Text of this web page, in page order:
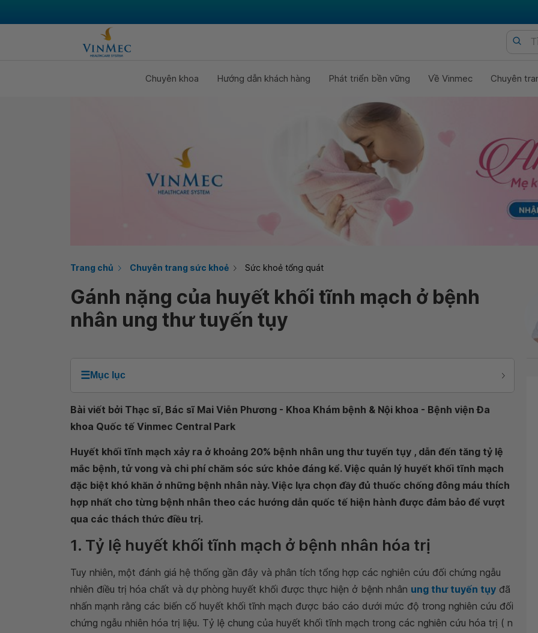
Chuyên khoa Hướng dẫn khách hàng Phát triển bền vững Về Vinmec Chuyên
Trang chủ Chuyên trang sức khoẻ Sức khoẻ tổng quát
Gánh nặng của huyết khối tĩnh mạch ở bệnh
nhân ung thư tuyến tụy
☰Mục lục
Bài viết bởi Thạc sĩ, Bác sĩ Mai Viễn Phương - Khoa Khám bệnh & Nội khoa - Bệnh viện Đa
khoa Quốc tế Vinmec Central Park
Huyết khối tĩnh mạch xảy ra ở khoảng 20% ​​bệnh nhân ung thư tuyến tụy , dẫn đến tăng tỷ lệ
mắc bệnh, tử vong và chi phí chăm sóc sức khỏe đáng kể. Việc quản lý huyết khối tĩnh mạch
đặc biệt khó khăn ở những bệnh nhân này. Việc lựa chọn đầy đủ thuốc chống đông máu thích
hợp nhất cho từng bệnh nhân theo các hướng dẫn quốc tế hiện hành được đảm bảo để vượt
qua các thách thức điều trị.
1. Tỷ lệ huyết khối tĩnh mạch ở bệnh nhân hóa trị
Tuy nhiên, một đánh giá hệ thống gần đây và phân tích tổng hợp các nghiên cứu đối chứng ngẫu
nhiên điều trị hóa chất và dự phòng huyết khối được thực hiện ở bệnh nhân ung thư tuyến tụy đã
nhấn mạnh rằng các biến cố huyết khối tĩnh mạch được báo cáo dưới mức độ trong nghiên cứu đối
chứng ngẫu nhiên hóa trị liệu. Tỷ lệ chung của huyết khối tĩnh mạch trong các nghiên cứu hóa trị ( n